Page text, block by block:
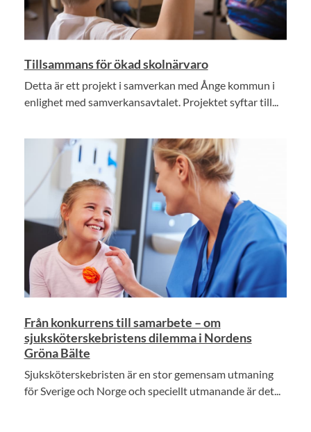
Tillsammans för ökad skolnärvaro
Detta är ett projekt i samverkan med Ånge kommun i
enlighet med samverkansavtalet. Projektet syftar till...
Från konkurrens till samarbete – om
sjuksköterskebristens dilemma i Nordens
Gröna Bälte
Sjuksköterskebristen är en stor gemensam utmaning
för Sverige och Norge och speciellt utmanande är det...